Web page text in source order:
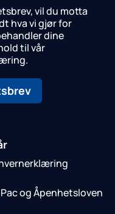
vil du motta
hva vi gjør for
dine
til vår
og Åpenhetsloven